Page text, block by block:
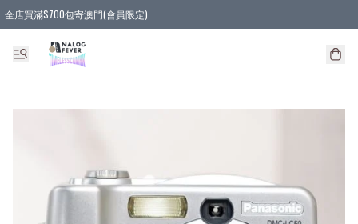
全店買滿$700包寄澳門(會員限定)
全店買滿3件貨品, 包寄順豐智能櫃/順豐站
全店買滿$580或5件貨品, 包寄順豐上門(會員限定)